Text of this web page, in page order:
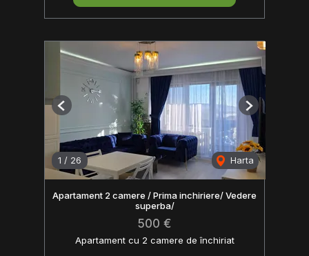
1 / 26 Harta
Previous Next
Apartament 2 camere / Prima inchiriere/ Vedere
superba/
500 €
Apartament cu 2 camere de închiriat